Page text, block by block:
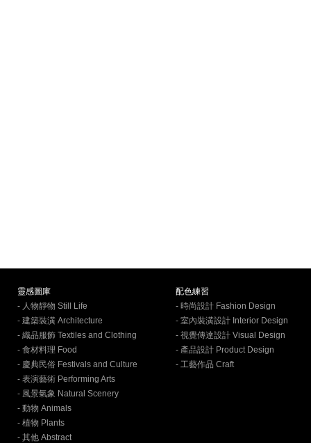
靈感圖庫
- 人物靜物 Still Life
- 建築裝潢 Architecture
- 織品服飾 Textiles and Clothing
- 食材料理 Food
- 慶典民俗 Festivals and Culture
- 表演藝術 Performing Arts
- 風景氣象 Natural Scenery
- 動物 Animals
- 植物 Plants
- 其他 Abstract
配色練習
- 時尚設計 Fashion Design
- 室內裝潢設計 Interior Design
- 視覺傳達設計 Visual Design
- 產品設計 Product Design
- 工藝作品 Craft